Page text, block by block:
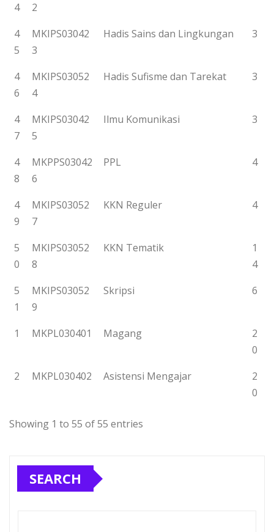
4
2
4
5
MKIPS03042
3
Hadis Sains dan Lingkungan 3
4
6
MKIPS03052
4
Hadis Sufisme dan Tarekat 3
4
7
MKIPS03042
5
Ilmu Komunikasi 3
4
8
MKPPS03042
6
PPL 4
4
9
MKIPS03052
7
KKN Reguler 4
5
0
MKIPS03052
8
KKN Tematik
1
4
5
1
MKIPS03052
9
Skripsi 6
1 MKPL030401 Magang
2
0
2
MKPL030402 Asistensi Mengajar
2
0
Showing 1 to 55 of 55 entries
SEARCH